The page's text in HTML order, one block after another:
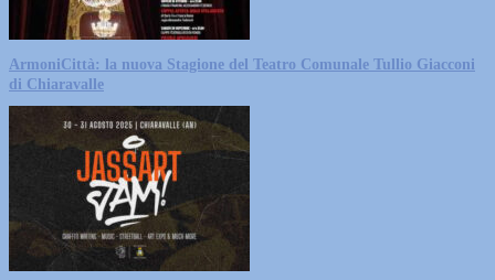
ArmoniCittà: la nuova Stagione del Teatro Comunale Tullio Giacconi
di Chiaravalle